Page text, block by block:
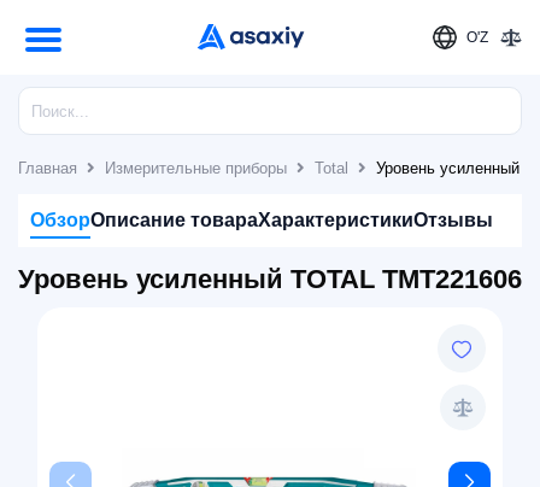
O'Z
Главная Измерительные приборы Total Уровень усиленный
ОбзорОписание товараХарактеристикиОтзывы
Уровень усиленный TOTAL TMT221606